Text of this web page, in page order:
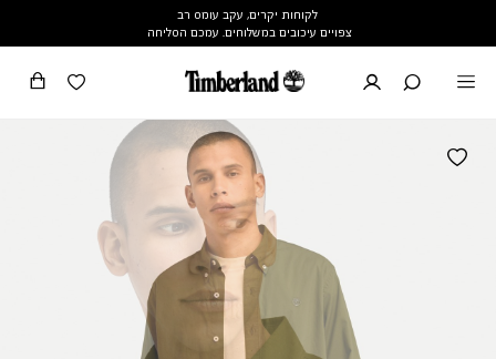
לקוחות יקרים, עקב עומס רב
צפויים עיכובים במשלוחים. עמכם הסליחה